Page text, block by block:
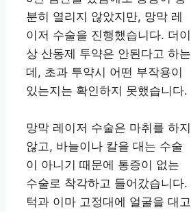
분히 열리지 않았지만, 망막 레
이저 수술을 진행했습니다. 더이
상 산동제 투약은 안된다고 하는
데, 초과 투약시 어떤 부작용이
있는지는 확인하지 못했습니다.
망막 레이저 수술은 마취를 하지
않고, 바늘이나 칼을 대는 수술
이 아니기 때문에 통증이 없는
수술로 착각하고 들어갔습니다.
턱과 이마 고정대에 얼굴을 대고